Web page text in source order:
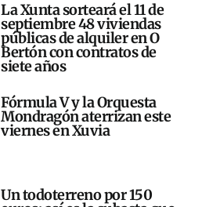
La Xunta sorteará el 11 de
septiembre 48 viviendas
públicas de alquiler en O
Bertón con contratos de
siete años
Fórmula V y la Orquesta
Mondragón aterrizan este
viernes en Xuvia
Un todoterreno por 150